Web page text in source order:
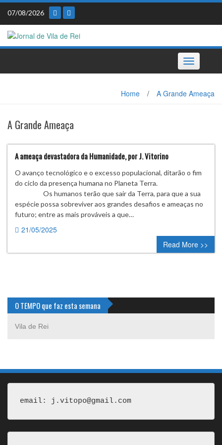
Skip
content
07/08/2026
Toggle
navigation
Home / A Grande Ameaça
A Grande Ameaça
A ameaça devastadora da Humanidade, por J. Vitorino
O avanço tecnológico e o excesso populacional, ditarão o fim
do ciclo da presença humana no Planeta Terra.
Os humanos terão que sair da Terra, para que a sua
espécie possa sobreviver aos grandes desafios e ameaças no
futuro; entre as mais prováveis a que…
21/05/2025
0 comment
Read More >>
O TEMPO que faz esta semana
Vila de Rei
email: j.vitopo@gmail.com